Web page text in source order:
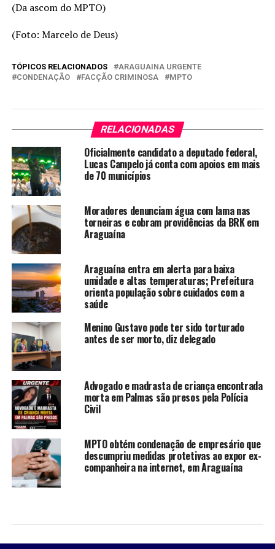
(Da ascom do MPTO)
(Foto: Marcelo de Deus)
TÓPICOS RELACIONADOS
ARAGUAINA URGENTE
CONDENAÇÃO
FACÇÃO CRIMINOSA MPTO
RELACIONADAS
Oficialmente candidato a deputado federal,
Lucas Campelo já conta com apoios em mais
de 70 municípios
Moradores denunciam água com lama nas
torneiras e cobram providências da BRK em
Araguaína
Araguaína entra em alerta para baixa
umidade e altas temperaturas; Prefeitura
orienta população sobre cuidados com a
saúde
Menino Gustavo pode ter sido torturado
antes de ser morto, diz delegado
Advogado e madrasta de criança encontrada
morta em Palmas são presos pela Polícia
Civil
MPTO obtém condenação de empresário que
descumpriu medidas protetivas ao expor ex-
companheira na internet, em Araguaína